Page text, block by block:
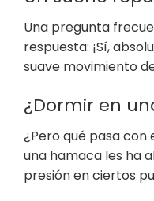
Una pregunta
respuesta: ¡Sí,
suave movimiento
¿Dormir en
¿Pero qué pasa con
una hamaca les ha
presión en ciertos